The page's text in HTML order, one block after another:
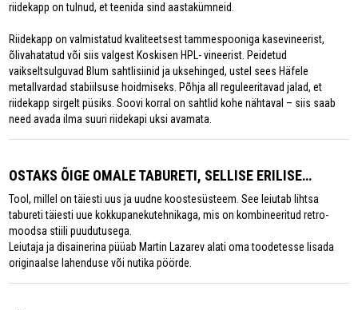
riidekapp on tulnud, et teenida sind aastakümneid.
Riidekapp on valmistatud kvaliteetsest tammespooniga kasevineerist,
õlivahatatud või siis valgest Koskisen HPL- vineerist. Peidetud
vaikseltsulguvad Blum sahtlisiinid ja uksehinged, ustel sees Häfele
metallvardad stabiilsuse hoidmiseks. Põhja all reguleeritavad jalad, et
riidekapp sirgelt püsiks. Soovi korral on sahtlid kohe nähtaval – siis saab
need avada ilma suuri riidekapi uksi avamata.
OSTAKS ÕIGE OMALE TABURETI, SELLISE ERILISE…
Tool, millel on täiesti uus ja uudne koostesüsteem. See leiutab lihtsa
tabureti täiesti uue kokkupanekutehnikaga, mis on kombineeritud retro-
moodsa stiili puudutusega.
Leiutaja ja disainerina püüab Martin Lazarev alati oma toodetesse lisada
originaalse lahenduse või nutika pöörde.